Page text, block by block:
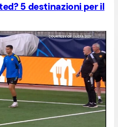
5 destinazioni per il